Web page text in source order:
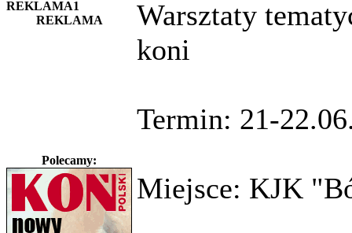
REKLAMA1
REKLAMA
Polecamy:
Warsztaty
koni
Termin: 21-
Miejsce: KJK